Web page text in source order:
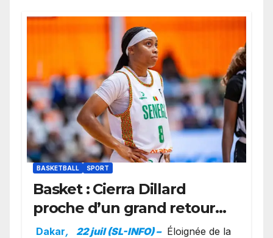
BASKETBALL SPORT
Basket : Cierra Dillard
proche d’un grand retour
avec les Lionnes ?
Dakar, 22 juil (SL-INFO) – Éloignée de la